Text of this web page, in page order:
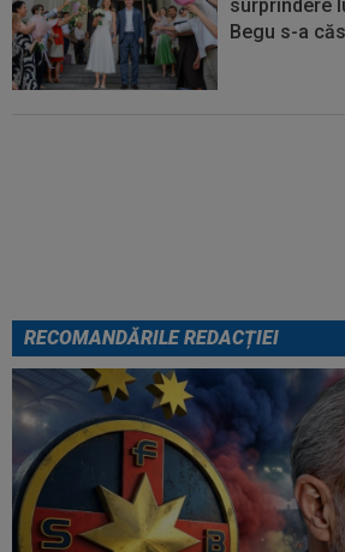
surprindere
Begu s-a
RECOMANDĂRILE REDACȚIEI